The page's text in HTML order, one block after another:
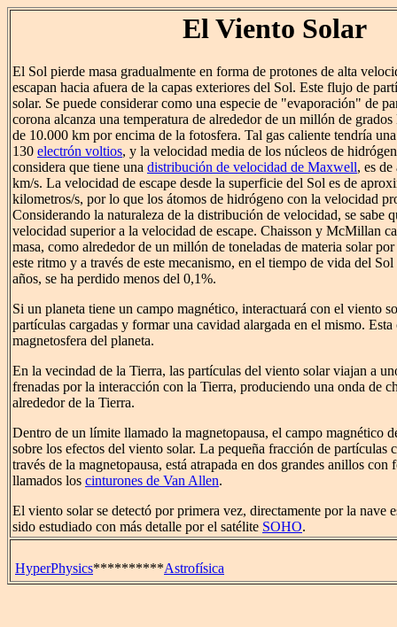
El Viento Solar
El Sol pierde masa gradualmente en forma de protones de alta
escapan hacia afuera de la capas exteriores del Sol. Este flujo de
solar. Se puede considerar como una especie de "evaporación" de
corona alcanza una temperatura de alrededor de un millón de
de 10.000 km por encima de la fotosfera. Tal gas caliente tendría
130 electrón voltios, y la velocidad media de los núcleos de
considera que tiene una distribución de velocidad de Maxwell, es
km/s. La velocidad de escape desde la superficie del Sol es de
kilometros/s, por lo que los átomos de hidrógeno con la velocidad
Considerando la naturaleza de la distribución de velocidad, se sabe
velocidad superior a la velocidad de escape. Chaisson y McMillan
masa, como alrededor de un millón de toneladas de materia solar
este ritmo y a través de este mecanismo, en el tiempo de vida del
años, se ha perdido menos del 0,1%.
Si un planeta tiene un campo magnético, interactuará con el viento
partículas cargadas y formar una cavidad alargada en el mismo.
magnetosfera del planeta.
En la vecindad de la Tierra, las partículas del viento solar viajan a
frenadas por la interacción con la Tierra, produciendo una onda de
alrededor de la Tierra.
Dentro de un límite llamado la magnetopausa, el campo magnético
sobre los efectos del viento solar. La pequeña fracción de partículas
través de la magnetopausa, está atrapada en dos grandes anillos con
llamados los cinturones de Van Allen.
El viento solar se detectó por primera vez, directamente por la nave
sido estudiado con más detalle por el satélite SOHO.
HyperPhysics**********Astrofísica